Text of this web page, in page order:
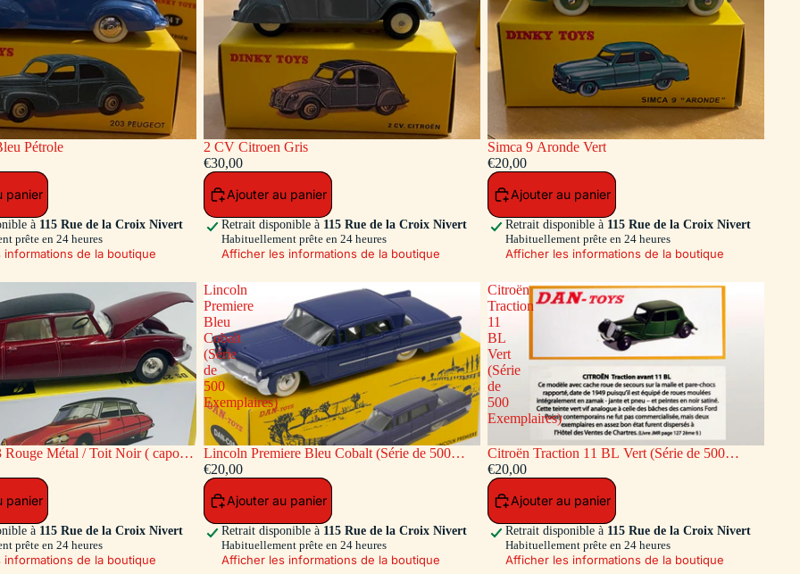
Pétrole
panier
à 115 Rue de la Croix Nivert
prête en 24 heures
de la boutique
2 CV Citroen Gris
€30,00
Ajouter au panier
Retrait disponible à 115 Rue de la Croix Nivert
Habituellement prête en 24 heures
Afficher les informations de la boutique
Simca 9 Aronde Vert
€20,00
Ajouter au panier
Retrait disponible à 115 Rue de la Croix Nivert
Habituellement prête en 24 heures
Afficher les informations de la boutique
Rouge Métal / Toit Noir ( capot
ouvrants)
panier
à 115 Rue de la Croix Nivert
prête en 24 heures
de la boutique
Lincoln
Premiere
Bleu
Cobalt
(Série
de
500
Exemplaires)
Lincoln Premiere Bleu Cobalt (Série de 500
Exemplaires)
€20,00
Ajouter au panier
Retrait disponible à 115 Rue de la Croix Nivert
Habituellement prête en 24 heures
Afficher les informations de la boutique
Citroën
Traction
11
BL
Vert
(Série
de
500
Exemplaires)
Citroën Traction 11 BL Vert (Série de 500
Exemplaires)
€20,00
Ajouter au panier
Retrait disponible à 115 Rue de la Croix Nivert
Habituellement prête en 24 heures
Afficher les informations de la boutique